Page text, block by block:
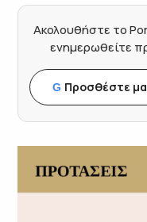
Ακολουθήστε το
ενημερωθείτε
G Προσθέστε